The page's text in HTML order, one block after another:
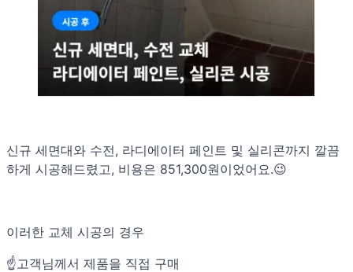
신규 세면대와 수전, 라디에이터 페인트 및 실리콘까지 깔끔
하게 시공해드렸고, 비용은 851,300원이었어요.😉
이러한 교체 시공의 경우
☝️고객님께서 제품을 직접 구매